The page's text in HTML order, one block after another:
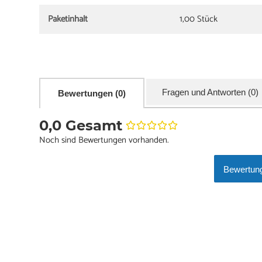
Paketinhalt 1,00 Stück
Bewertungen (0) Fragen und Antworten (0)
0,0 Gesamt
Noch sind Bewertungen vorhanden.